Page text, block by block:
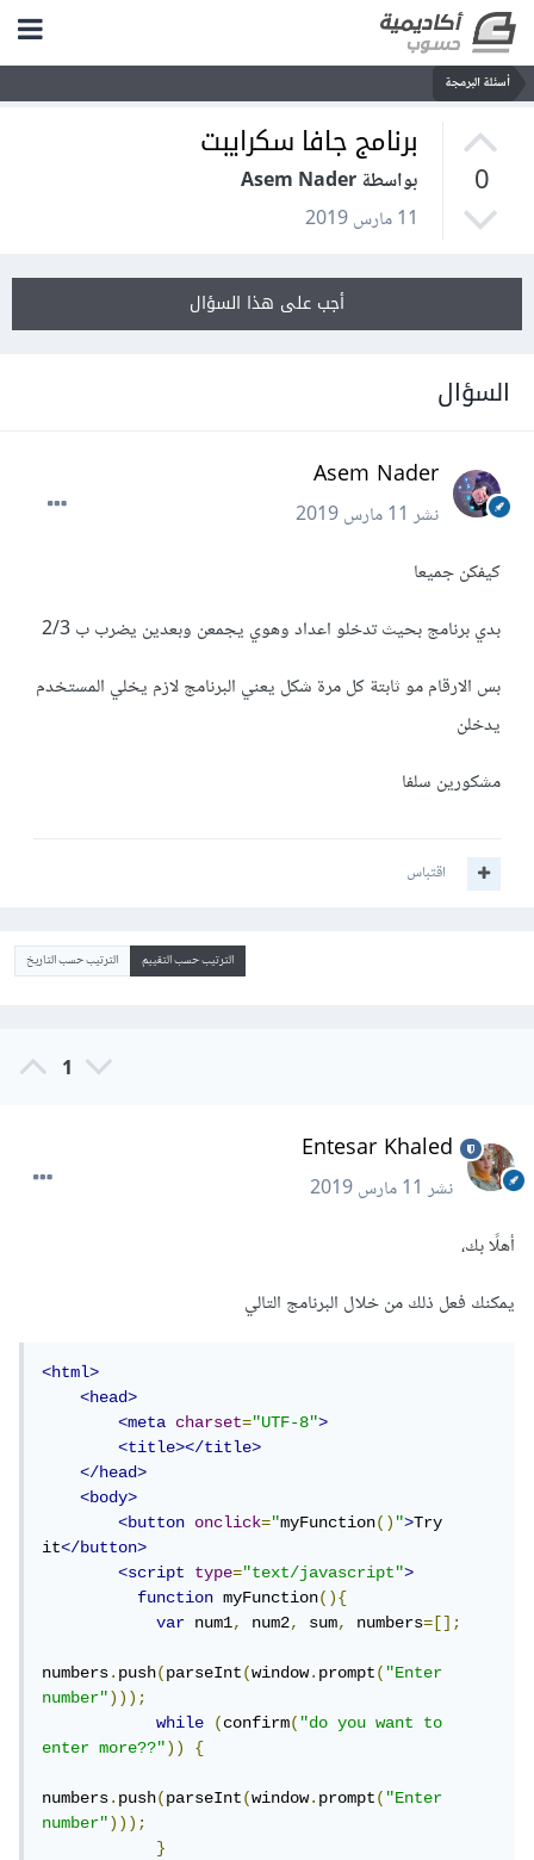
أسئلة البرمجة
0
برنامج جافا سكرايبت
بواسطة Asem Nader
11 مارس 2019
أجب على هذا السؤال
السؤال
Asem Nader
نشر11 مارس 2019
كيفكن جميعا
بدي برنامج بحيث تدخلو اعداد وهوي يجمعن وبعدين يضرب ب 2/3
بس الارقام مو ثابتة كل مرة شكل يعني البرنامج لازم يخلي المستخدم
يدخلن
مشكورين سلفا
اقتباس
الترتيب حسب التقييم الترتيب حسب التاريخ
1
Entesar Khaled
نشر11 مارس 2019
أهلًا بك،
يمكنك فعل ذلك من خلال البرنامج التالي
<html>
<head>
<meta
charset="UTF-8">
<title></title>
</head>
<body>
<button
onclick="myFunction()">Try
it</button>
<script
type="text/javascript">
function myFunction(){
var num1, num2, sum, numbers=[];
numbers.push(parseInt(window.prompt("Enter
number")));
while
(confirm("do you want to
enter more??")) {
numbers.push(parseInt(window.prompt("Enter
number")));
}